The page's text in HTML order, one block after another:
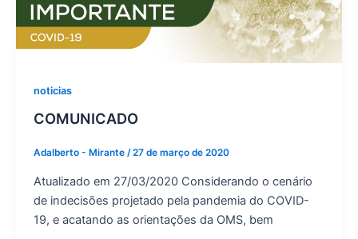
noticias
COMUNICADO
Adalberto - Mirante /27 de março de 2020
Atualizado em 27/03/2020 Considerando o cenário
de indecisões projetado pela pandemia do COVID-
19, e acatando as orientações da OMS, bem